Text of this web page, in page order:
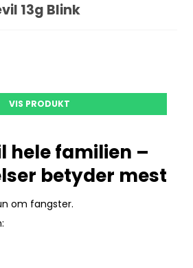
13g Blink
VIS PRODUKT
hele familien –
betyder mest
om fangster.